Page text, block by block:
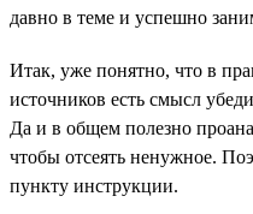
давно в теме и успешно
Итак, уже понятно, что в
источников есть смысл
Да и в общем полезно
чтобы отсеять ненужное.
пункту инструкции.